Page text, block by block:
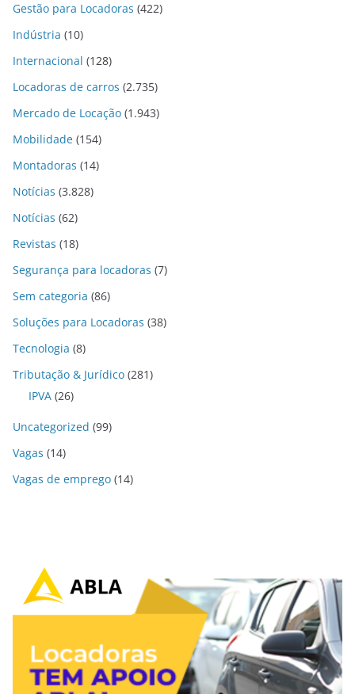
Gestão para Locadoras (422)
Indústria (10)
Internacional (128)
Locadoras de carros (2.735)
Mercado de Locação (1.943)
Mobilidade (154)
Montadoras (14)
Notícias (3.828)
Notícias (62)
Revistas (18)
Segurança para locadoras (7)
Sem categoria (86)
Soluções para Locadoras (38)
Tecnologia (8)
Tributação & Jurídico (281)
IPVA (26)
Uncategorized (99)
Vagas (14)
Vagas de emprego (14)